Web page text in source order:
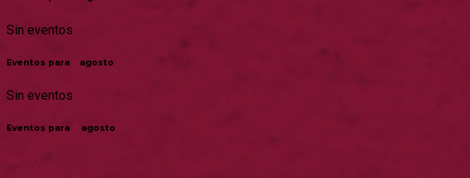
Sin eventos
Eventos para agosto
Sin eventos
Eventos para agosto